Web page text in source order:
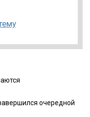
очередной